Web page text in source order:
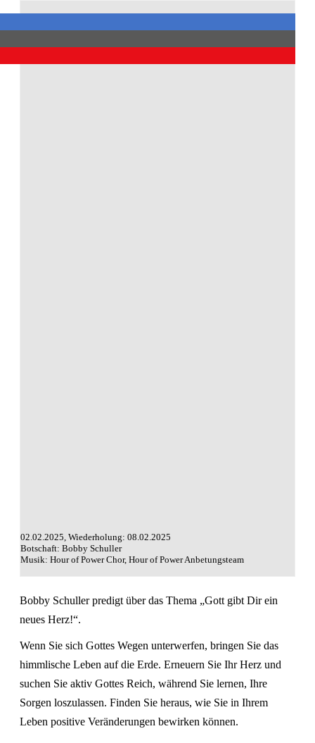
02.02.2025, Wiederholung: 08.02.2025
Botschaft: Bobby Schuller
Musik: Hour of Power Chor, Hour of Power Anbetungsteam
Bobby Schuller predigt über das Thema „Gott gibt Dir ein
neues Herz!“.
Wenn Sie sich Gottes Wegen unterwerfen, bringen Sie das
himmlische Leben auf die Erde. Erneuern Sie Ihr Herz und
suchen Sie aktiv Gottes Reich, während Sie lernen, Ihre
Sorgen loszulassen. Finden Sie heraus, wie Sie in Ihrem
Leben positive Veränderungen bewirken können.